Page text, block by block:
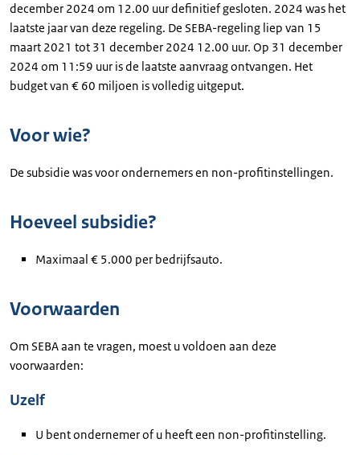
december 2024 om 12.00 uur definitief gesloten. 2024 was het
laatste jaar van deze regeling. De SEBA-regeling liep van 15
maart 2021 tot 31 december 2024 12.00 uur. Op 31 december
2024 om 11:59 uur is de laatste aanvraag ontvangen. Het
budget van € 60 miljoen is volledig uitgeput.
Voor wie?
De subsidie was voor ondernemers en non-profitinstellingen.
Hoeveel subsidie?
Maximaal € 5.000 per bedrijfsauto.
Voorwaarden
Om SEBA aan te vragen, moest u voldoen aan deze
voorwaarden:
Uzelf
U bent ondernemer of u heeft een non-profitinstelling.